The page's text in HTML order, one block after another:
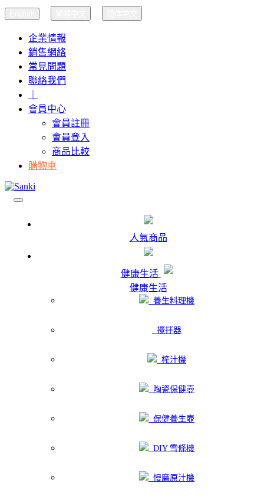
企業情報
銷售網絡
常見問題
聯絡我們
會員中心
會員註冊
會員登入
商品比較
購物車
人氣商品
健康生活
健康生活
養生料理機
攪拌器
榨汁機
陶瓷保健壺
保健養生壺
DIY 雪條機
慢磨原汁機